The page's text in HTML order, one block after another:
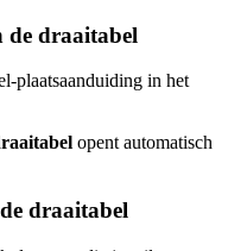
de draaitabel
plaatsaanduiding in het
opent automatisch
draaitabel